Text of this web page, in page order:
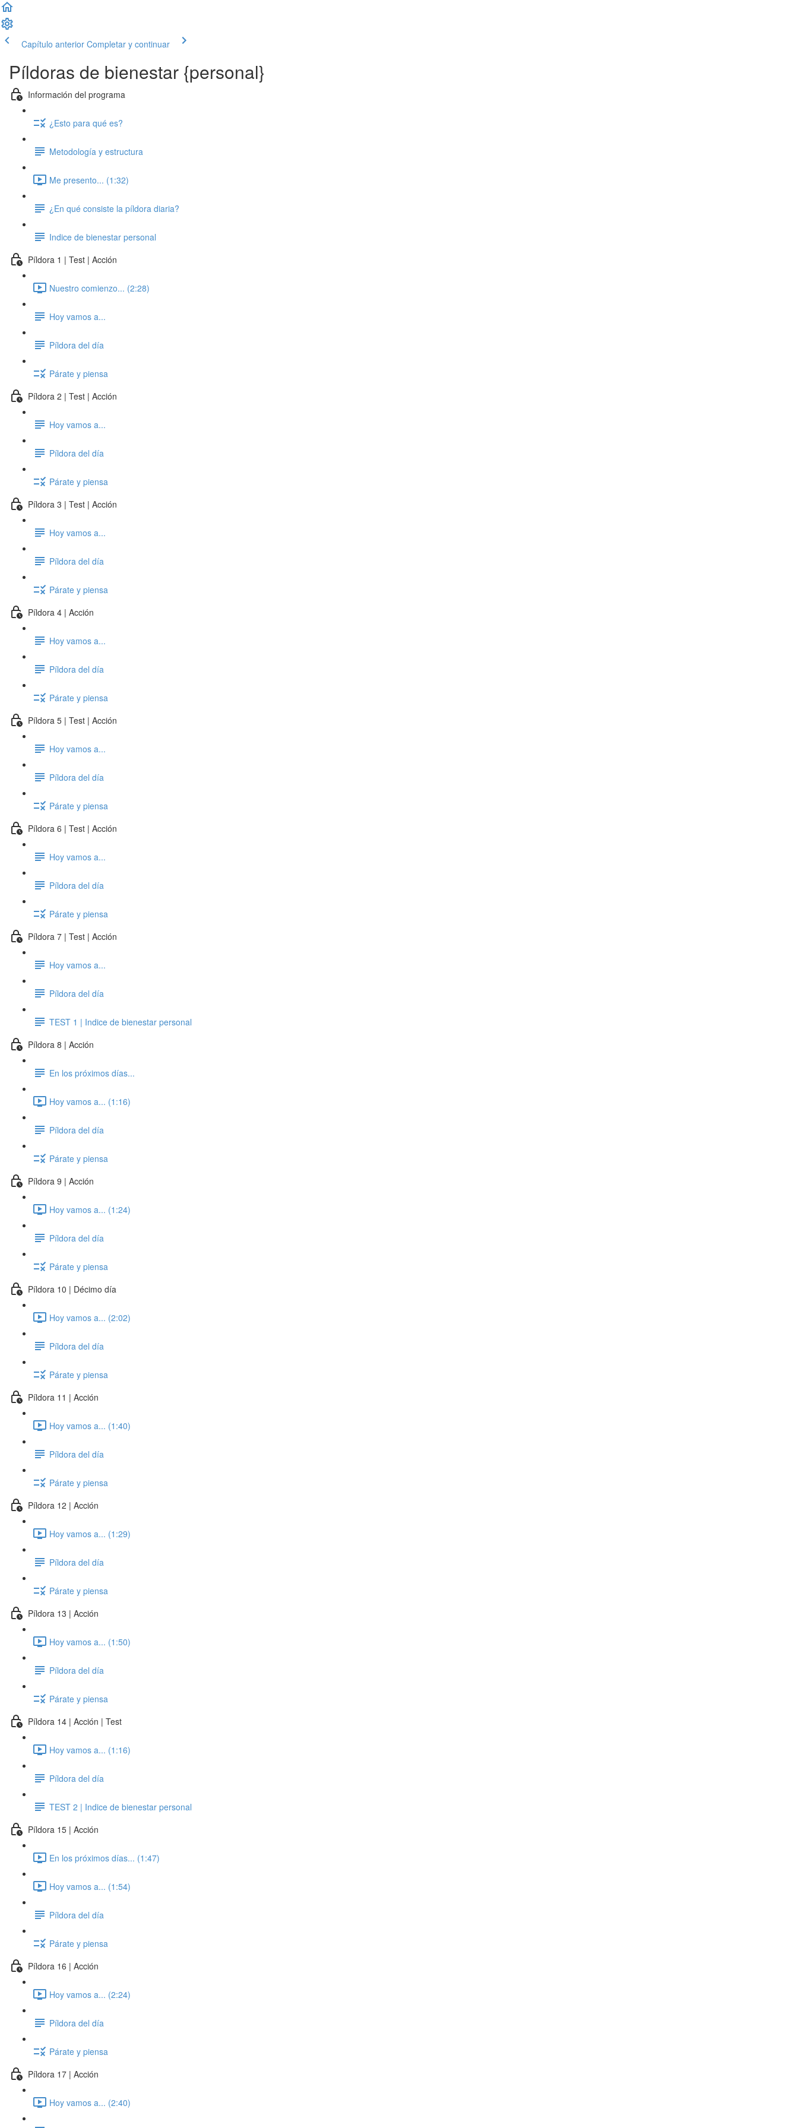
Capítulo anterior Completar y continuar
Píldoras de bienestar {personal}
Información del programa
¿Esto para qué es?
Metodología y estructura
Me presento... (1:32)
¿En qué consiste la píldora diaria?
Indice de bienestar personal
Píldora 1 | Test | Acción
Nuestro comienzo... (2:28)
Hoy vamos a...
Píldora del día
Párate y piensa
Píldora 2 | Test | Acción
Hoy vamos a...
Píldora del día
Párate y piensa
Píldora 3 | Test | Acción
Hoy vamos a...
Píldora del día
Párate y piensa
Píldora 4 | Acción
Hoy vamos a...
Píldora del día
Párate y piensa
Píldora 5 | Test | Acción
Hoy vamos a...
Píldora del día
Párate y piensa
Píldora 6 | Test | Acción
Hoy vamos a...
Píldora del día
Párate y piensa
Píldora 7 | Test | Acción
Hoy vamos a...
Píldora del día
TEST 1 | Indice de bienestar personal
Píldora 8 | Acción
En los próximos días...
Hoy vamos a... (1:16)
Píldora del día
Párate y piensa
Píldora 9 | Acción
Hoy vamos a... (1:24)
Píldora del día
Párate y piensa
Píldora 10 | Décimo día
Hoy vamos a... (2:02)
Píldora del día
Párate y piensa
Píldora 11 | Acción
Hoy vamos a... (1:40)
Píldora del día
Párate y piensa
Píldora 12 | Acción
Hoy vamos a... (1:29)
Píldora del día
Párate y piensa
Píldora 13 | Acción
Hoy vamos a... (1:50)
Píldora del día
Párate y piensa
Píldora 14 | Acción | Test
Hoy vamos a... (1:16)
Píldora del día
TEST 2 | Indice de bienestar personal
Píldora 15 | Acción
En los próximos días... (1:47)
Hoy vamos a... (1:54)
Píldora del día
Párate y piensa
Píldora 16 | Acción
Hoy vamos a... (2:24)
Píldora del día
Párate y piensa
Píldora 17 | Acción
Hoy vamos a... (2:40)